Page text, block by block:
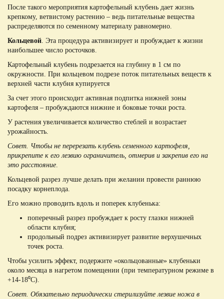
После такого мероприятия картофельный клубень дает жизнь
крепкому, ветвистому растению – ведь питательные вещества
распределяются по семенному материалу равномерно.
Кольцевой . Эта процедура активизирует и пробуждает к жизни
наибольшее число росточков.
Картофельный клубень подрезается на глубину в 1 см по
окружности. При кольцевом подрезе поток питательных веществ к
верхней части клубня купируется
За счет этого происходит активная подпитка нижней зоны
картофеля – пробуждаются нижние и боковые точки роста.
У растения увеличивается количество стеблей и возрастает
урожайность.
Совет. Чтобы не перерезать клубень семенного картофеля,
прикрепите к его лезвию ограничитель, отмерив и закрепив его на
это расстояние
Кольцевой разрез лучше делать при желании провести раннюю
посадку корнеплода.
Его можно проводить вдоль и поперек клубенька:
поперечный разрез пробуждает к росту глазки нижней
области клубня;
продольный подрез активизирует развитие верхушечных
точек роста.
Чтобы усилить эффект, подержите «окольцованные» клубеньки
около месяца в нагретом помещении (при температурном режиме в
+14-18⁰С).
Совет. Обязательно периодически стерилизуйте лезвие ножа в